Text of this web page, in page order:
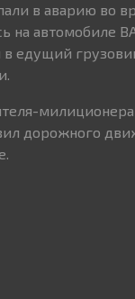
в аварию во
на автомобиле
в едущий
милиционера
дорожного